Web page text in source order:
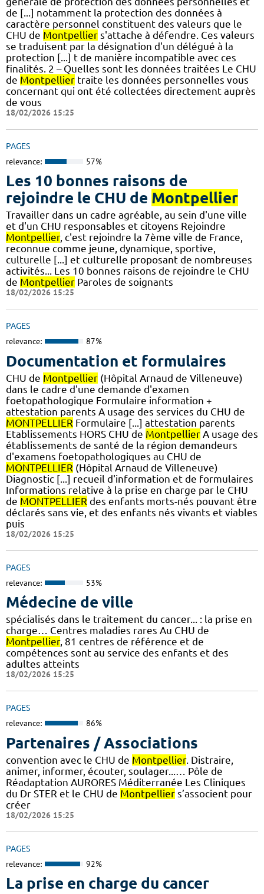
de [...] notamment la protection des données à
caractère personnel constituent des valeurs que le
CHU de Montpellier s'attache à défendre. Ces valeurs
se traduisent par la désignation d'un délégué à la
protection [...] t de manière incompatible avec ces
finalités. 2 – Quelles sont les données traitées Le CHU
de Montpellier traite les données personnelles vous
concernant qui ont été collectées directement auprès
de vous
18/02/2026 15:25
PAGES
relevance: 57%
Les 10 bonnes raisons de
rejoindre le CHU de Montpellier
Travailler dans un cadre agréable, au sein d'une ville
et d'un CHU responsables et citoyens Rejoindre
Montpellier, c'est rejoindre la 7ème ville de France,
reconnue comme jeune, dynamique, sportive,
culturelle [...] et culturelle proposant de nombreuses
activités... Les 10 bonnes raisons de rejoindre le CHU
de Montpellier Paroles de soignants
18/02/2026 15:25
PAGES
relevance: 87%
Documentation et formulaires
CHU de Montpellier (Hôpital Arnaud de Villeneuve)
dans le cadre d'une demande d'examen
foetopathologique Formulaire information +
attestation parents A usage des services du CHU de
MONTPELLIER Formulaire [...] attestation parents
Etablissements HORS CHU de Montpellier A usage des
établissements de santé de la région demandeurs
d'examens foetopathologiques au CHU de
MONTPELLIER (Hôpital Arnaud de Villeneuve)
Diagnostic [...] recueil d'information et de formulaires
Informations relative à la prise en charge par le CHU
de MONTPELLIER des enfants morts-nés pouvant être
déclarés sans vie, et des enfants nés vivants et viables
puis
18/02/2026 15:25
PAGES
relevance: 53%
Médecine de ville
spécialisés dans le traitement du cancer... : la prise en
charge… Centres maladies rares Au CHU de
Montpellier, 81 centres de référence et de
compétences sont au service des enfants et des
adultes atteints
18/02/2026 15:25
PAGES
relevance: 86%
Partenaires / Associations
convention avec le CHU de Montpellier. Distraire,
animer, informer, écouter, soulager...… Pôle de
Réadaptation AURORES Méditerranée Les Cliniques
du Dr STER et le CHU de Montpellier s’associent pour
créer
18/02/2026 15:25
PAGES
relevance: 92%
La prise en charge du cancer